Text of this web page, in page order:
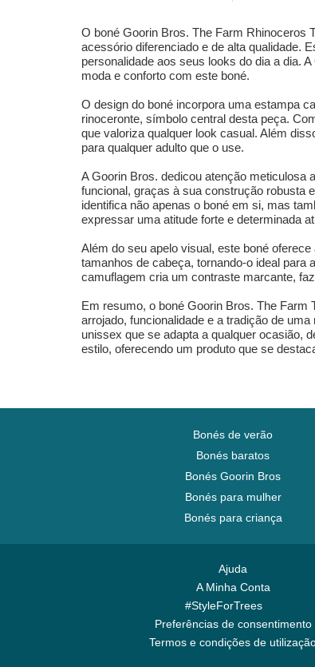
O boné Goorin Bros. The Farm Rhinoceros
acessório diferenciado e de alta qualidade.
personalidade aos seus looks do dia a dia.
moda e conforto com este boné.
O design do boné incorpora uma estampa
rinoceronte, símbolo central desta peça.
que valoriza qualquer look casual. Além
para qualquer adulto que o use.
A Goorin Bros. dedicou atenção meticulosa
funcional, graças à sua construção robusta
identifica não apenas o boné em si, mas
expressar uma atitude forte e determinada
Além do seu apelo visual, este boné
tamanhos de cabeça, tornando-o ideal
camuflagem cria um contraste marcante,
Em resumo, o boné Goorin Bros. The
arrojado, funcionalidade e a tradição de
unissex que se adapta a qualquer ocasião,
estilo, oferecendo um produto que se
Bonés de verão
Bonés baratos
Bonés Goorin Bros
Bonés para mulher
Bonés para criança
Ajuda
A Minha Conta
#StyleForTrees
Preferências de consentimento
Termos e condições de